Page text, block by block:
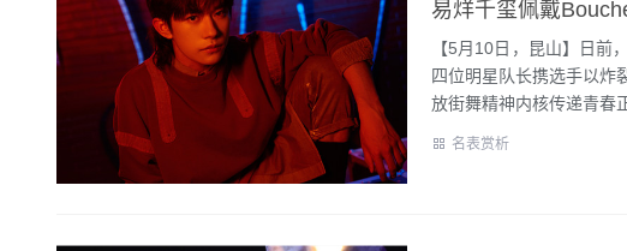
【5月10日，昆山】日前
四位明星队长携选手以炸
放街舞精神内核传递青春
名表赏析